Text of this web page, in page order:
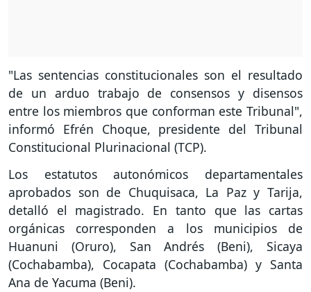
"Las sentencias constitucionales son el resultado
de un arduo trabajo de consensos y disensos
entre los miembros que conforman este Tribunal",
informó Efrén Choque, presidente del Tribunal
Constitucional Plurinacional (TCP).
Los estatutos autonómicos departamentales
aprobados son de Chuquisaca, La Paz y Tarija,
detalló el magistrado. En tanto que las cartas
orgánicas corresponden a los municipios de
Huanuni (Oruro), San Andrés (Beni), Sicaya
(Cochabamba), Cocapata (Cochabamba) y Santa
Ana de Yacuma (Beni).